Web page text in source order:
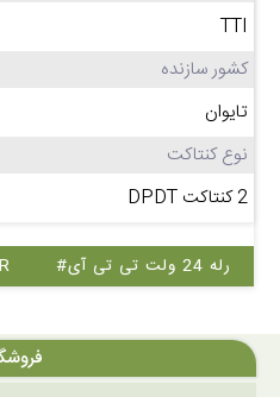
TTI
کشور سازنده
تایوان
نوع کنتاکت
2 کنتاکت DPDT
#رله 24 ولت تی تی آی